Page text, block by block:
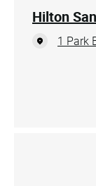
Hilton
1 Park